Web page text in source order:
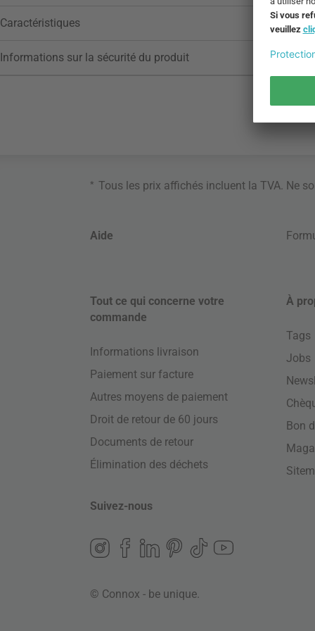
Caractéristiques
Informations sur la sécurité du produit
* Tous les prix affichés incluent la TVA. Ne
Aide
Tout ce qui concerne votre
commande
Informations livraison
Paiement sur facture
Autres moyens de paiement
Droit de retour de 60 jours
Documents de retour
Élimination des déchets
À
Tags
Jobs
Bon
Suivez-nous
© Connox - be unique.